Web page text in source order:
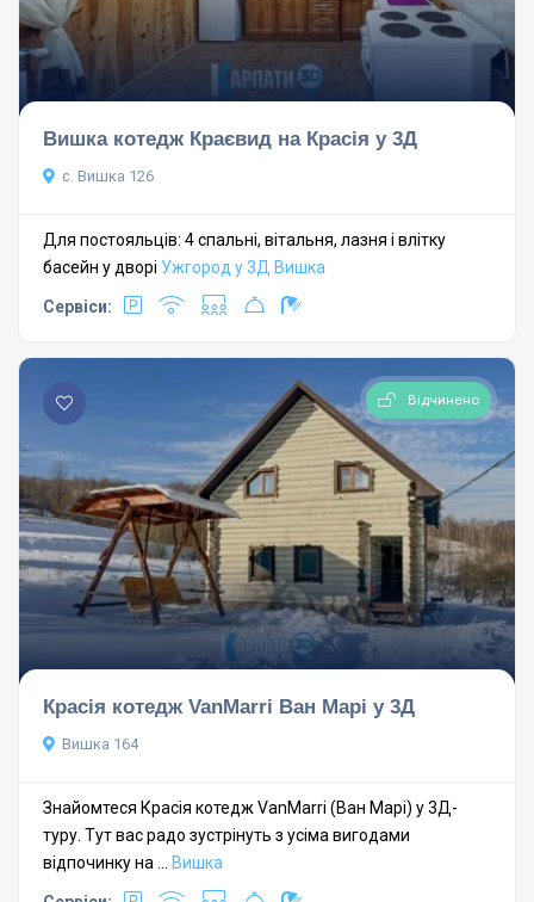
Вишка котедж Краєвид на Красія у 3Д
с. Вишка 126
Для постояльців: 4 спальні, вітальня, лазня і влітку
басейн у дворі Ужгород у 3Д Вишка
Сервіси:
Відчинено
Красія котедж VanMarri Ван Марі у 3Д
Вишка 164
Знайомтеся Красія котедж VanMarri (Ван Марі) у 3Д-
туру. Тут вас радо зустрінуть з усіма вигодами
відпочинку на ... Вишка